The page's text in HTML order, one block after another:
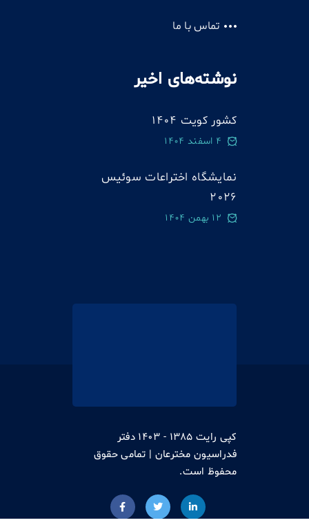
تماس با ما
نوشته‌های اخیر
کشور کویت 1404
4 اسفند 1404
نمایشگاه اختراعات سوئيس
2026
12 بهمن 1404
کپی رایت 1385 - 1403 دفتر
فدراسیون مخترعان | تمامی حقوق
محفوظ است.